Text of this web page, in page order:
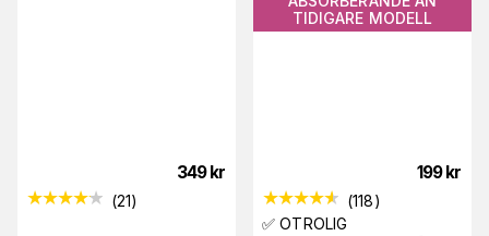
349 kr
(21)
TIDIGARE MODELL
199 kr
(118)
✅ OTROLIG